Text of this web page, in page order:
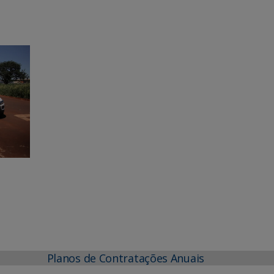
Planos de Contratações Anuais